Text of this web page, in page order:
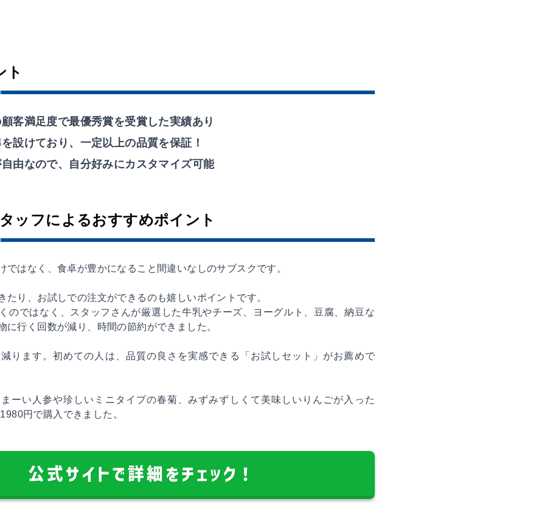
ト
客満足度で最優秀賞を受賞した実績あり
設けており、一定以上の品質を保証！
由なので、自分好みにカスタマイズ可能
ッフによるおすすめポイント
ではなく、食卓が豊かになること間違いなしのサブスクです。
たり、お試しでの注文ができるのも嬉しいポイントです。
のではなく、スタッフさんが厳選した牛乳やチーズ、ヨーグルト、豆腐、納豆な
に行く回数が減り、時間の節約ができました。
ります。初めての人は、品質の良さを実感できる「お試しセット」がお薦めで
ーい人参や珍しいミニタイプの春菊、みずみずしくて美味しいりんごが入った
円で購入できました。
公式サイトで詳細をチェック！